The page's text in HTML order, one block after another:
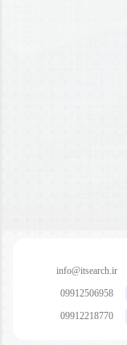
info@itsearch.ir
09912506958
09912218770